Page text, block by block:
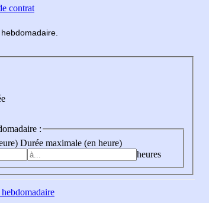
contrat
madaire
:
Durée maximale (en heure)
heures